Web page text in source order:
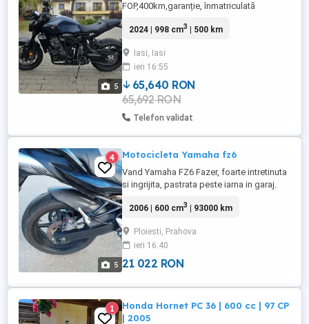
5
FOP,400km,garanție, înmatriculată
evacuare akrapovic+evacuarea originală
far și diplay...preț achiziție cu accesorii
16700 .Nu deranjați inutil!
2024 | 998 cm3 | 500 km
Iasi, Iasi
ieri 16:55
65,640 RON
65,692 RON
Telefon validat
5
4 Motocicleta Yamaha fz6
Vand Yamaha FZ6 Fazer, foarte intretinuta
si ingrijita, pastrata peste iarna in garaj.
pentru plimbari lungi. *Unic Proprietar in
februarie 2025! *Kit lant nou unlocuit in
februarie 2025! Revizie completa inclusiv
placute ...
2006 | 600 cm3 | 93000 km
Ploiesti, Prahova
ieri 16:40
21 022 RON
1
Honda Hornet PC 36 | 600 cc | 97 CP
| 2005